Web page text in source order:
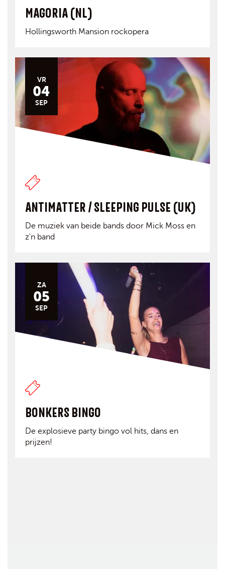
MAGORIA (NL)
Hollingsworth Mansion rockopera
VR
04
SEP
ANTIMATTER / SLEEPING PULSE (UK)
De muziek van beide bands door Mick Moss en
z'n band
ZA
05
SEP
BONKERS BINGO
De explosieve party bingo vol hits, dans en
prijzen!